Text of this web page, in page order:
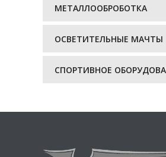
МЕТАЛЛООБРОБОТКА
ОСВЕТИТЕЛЬНЫЕ МАЧТЫ
СПОРТИВНОЕ